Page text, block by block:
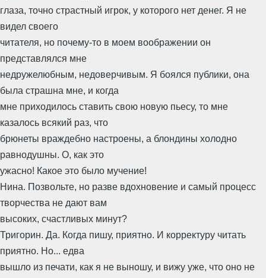
глаза, точно страстный игрок, у которого нет денег. Я не
видел своего
читателя, но почему-то в моем воображении он
представлялся мне
недружелюбным, недоверчивым. Я боялся публики, она
была страшна мне, и когда
мне приходилось ставить свою новую пьесу, то мне
казалось всякий раз, что
брюнеты враждебно настроены, а блондины холодно
равнодушны. О, как это
ужасно! Какое это было мучение!
Нина. Позвольте, но разве вдохновение и самый процесс
творчества не дают вам
высоких, счастливых минут?
Тригорин. Да. Когда пишу, приятно. И корректуру читать
приятно. Но... едва
вышло из печати, как я не выношу, и вижу уже, что оно не